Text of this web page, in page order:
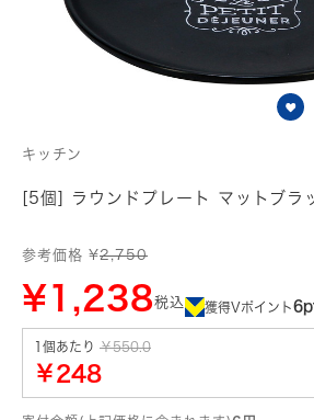
キッチン
[5個] ラウンドプレート マットブラ
参考価格 ¥2,750
¥1,238税込 獲得Vポイント
1個あたり ￥550.0
￥248